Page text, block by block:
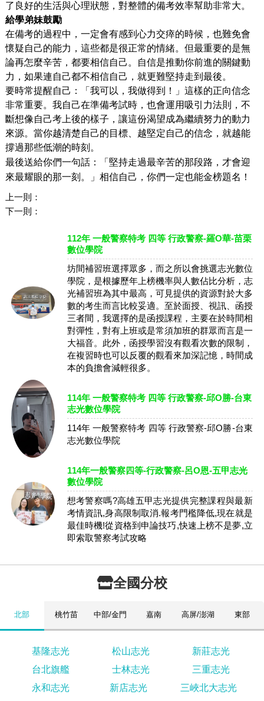
了良好的生活與心理狀態，對整體的備考效率幫助非常大。
給學弟妹鼓勵
在備考的過程中，一定會有感到心力交瘁的時候，也難免會
懷疑自己的能力，這些都是很正常的情緒。但最重要的是無
論再怎麼辛苦，都要相信自己。自信是推動你前進的關鍵動
力，如果連自己都不相信自己，就更難堅持走到最後。
要時常提醒自己：「我可以，我做得到！」這樣的正向信念
非常重要。我自己在準備考試時，也會運用吸引力法則，不
斷想像自己考上後的樣子，讓這份渴望成為繼續努力的動力
來源。當你越清楚自己的目標、越堅定自己的信念，就越能
撐過那些低潮的時刻。
最後送給你們一句話：「堅持走過最辛苦的那段路，才會迎
來最耀眼的那一刻。」相信自己，你們一定也能金榜題名！
上一則：
下一則：
112年 一般警察特考 四等 行政警察-羅O華-苗栗
數位學院
坊間補習班選擇眾多，而之所以會挑選志光數位
學院，是根據歷年上榜機率與人數佔比分析，志
光補習班為其中最高，可見提供的資源對於大多
數的考生而言比較妥適。至於面授、視訊、函授
三者間，我選擇的是函授課程，主要在於時間相
對彈性，對有上班或是常須加班的群眾而言是一
大福音。此外，函授學習沒有觀看次數的限制，
在複習時也可以反覆的觀看來加深記憶，時間成
本的負擔會減輕很多。
114年 一般警察特考 四等 行政警察-邱O勝-台東
志光數位學院
114年 一般警察特考 四等 行政警察-邱O勝-台東
志光數位學院
114年一般警察四等-行政警察-呂O恩-五甲志光
數位學院
想考警察嗎?高雄五甲志光提供完整課程與最新
考情資訊,身高限制取消.報考門檻降低,現在就是
最佳時機!從資格到申論技巧,快速上榜不是夢,立
即索取警察考試攻略
全國分校
北部 桃竹苗 中部/金門 嘉南 高屏/澎湖 東部
基隆志光 松山志光
新莊志光
台北旗艦
士林志光
三重志光
永和志光
新店志光
三峽北大志光